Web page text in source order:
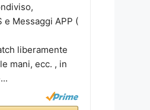
e Messaggi APP (
liberamente
mani, ecc. , in